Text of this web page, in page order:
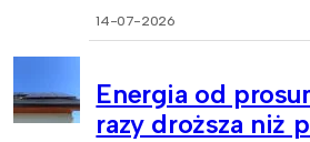
14-07-2026
Energia od
razy droższa niż